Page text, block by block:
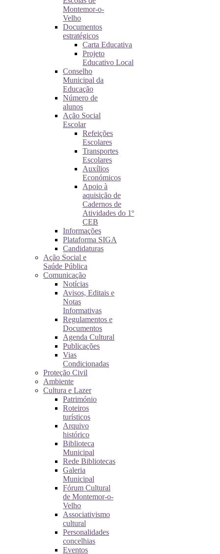
Montemor-o-
Velho
Documentos
estratégicos
Carta Educativa
Projeto
Educativo Local
Conselho
Municipal da
Educação
Número de
alunos
Ação Social
Escolar
Refeições
Escolares
Transportes
Escolares
Auxílios
Económicos
Apoio à
aquisição de
Cadernos de
Atividades do 1º
CEB
Informações
Plataforma SIGA
Candidaturas
Ação Social e
Saúde Pública
Comunicação
Notícias
Avisos, Editais e
Notas
Informativas
Regulamentos e
Documentos
Agenda Cultural
Publicações
Vias
Condicionadas
Proteção Civil
Ambiente
Cultura e Lazer
Património
Roteiros
turísticos
Arquivo
histórico
Biblioteca
Municipal
Rede Bibliotecas
Galeria
Municipal
Fórum Cultural
de Montemor-o-
Velho
Associativismo
cultural
Personalidades
concelhias
Eventos